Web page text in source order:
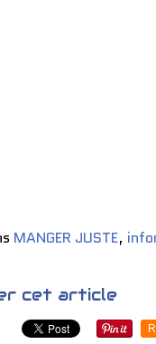
MANGER JUSTE,
cet article